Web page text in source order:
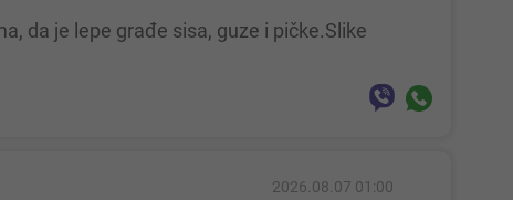
2026.08.07 01:00